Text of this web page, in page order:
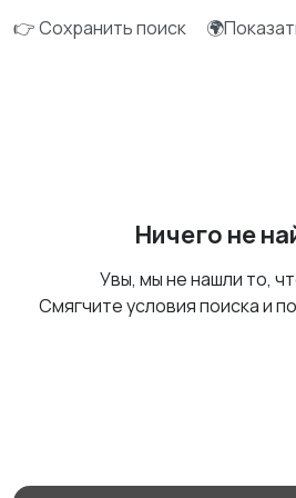
👉 Сохранить поиск
Ничего не
Увы, мы не нашли то,
Смягчите условия поиска и